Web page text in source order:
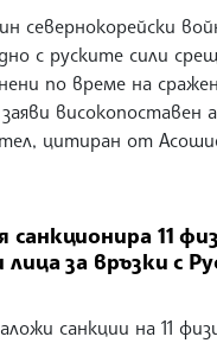
севернокорейски
с руските сили
по време на
високопоставен
цитиран от
11
за връзки с
санкции на 11